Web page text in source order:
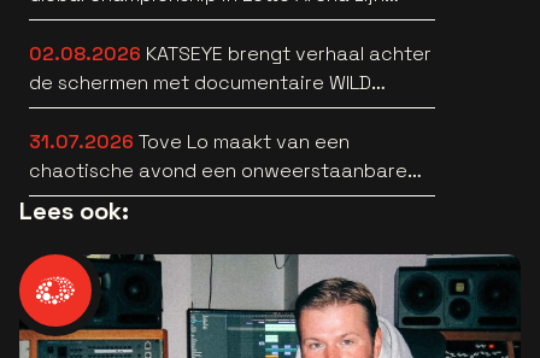
bekend
02.08.2026 KATSEYE brengt verhaal achter
de schermen met documentaire WILD
HEARTS [trailer]
31.07.2026 Tove Lo maakt van een
chaotische avond een onweerstaanbare
popsong
Lees ook: